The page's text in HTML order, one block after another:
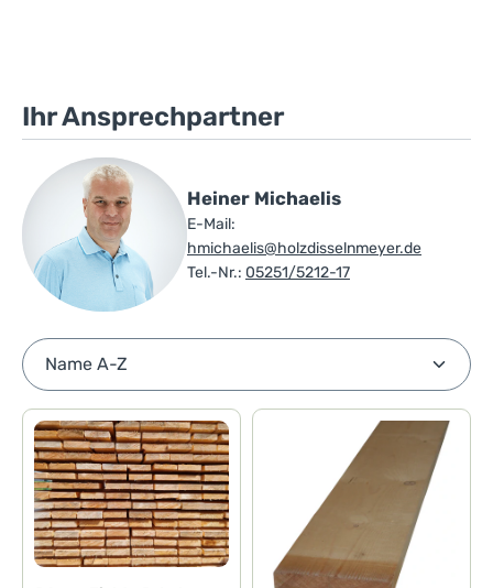
Ihr Ansprechpartner
Heiner Michaelis
E-Mail:
hmichaelis@holzdisselnmeyer.de
Tel.-Nr.: 05251/5212-17